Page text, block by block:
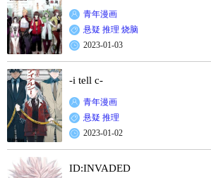
青年漫画
悬疑 推理 烧脑
2023-01-03
-i tell c-
青年漫画
悬疑 推理
2023-01-02
ID:INVADED